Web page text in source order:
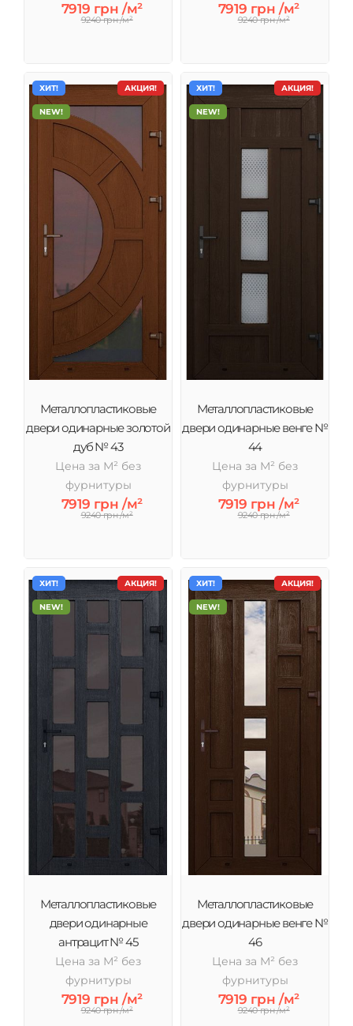
7919 грн /м²
9240 грн /м²
7919 грн /м²
9240 грн /м²
АКЦИЯ!
ХИТ!
NEW!
Металлопластиковые
двери одинарные золотой
дуб № 43
Цена за М² без
фурнитуры
7919 грн /м²
9240 грн /м²
АКЦИЯ!
ХИТ!
NEW!
Металлопластиковые
двери одинарные венге №
44
Цена за М² без
фурнитуры
7919 грн /м²
9240 грн /м²
АКЦИЯ!
ХИТ!
NEW!
Металлопластиковые
двери одинарные
антрацит № 45
Цена за М² без
фурнитуры
7919 грн /м²
9240 грн /м²
АКЦИЯ!
ХИТ!
NEW!
Металлопластиковые
двери одинарные венге №
46
Цена за М² без
фурнитуры
7919 грн /м²
9240 грн /м²